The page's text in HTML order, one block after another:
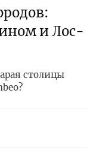
и Лос-
столицы